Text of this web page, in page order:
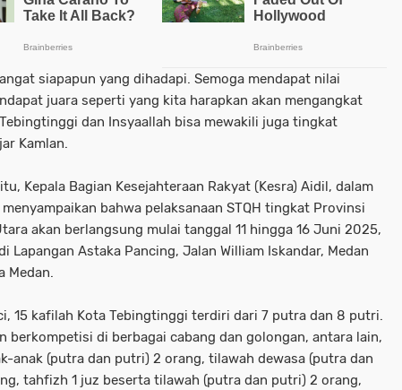
siapapun yang dihadapi. Semoga mendapat nilai
juara seperti yang kita harapkan akan mengangkat
dan Insyaallah bisa mewakili juga tingkat
Kamlan.
Kepala Bagian Kesejahteraan Rakyat (Kesra) Aidil, dalam
menyampaikan bahwa pelaksanaan STQH tingkat Provinsi
akan berlangsung mulai tanggal 11 hingga 16 Juni 2025,
Lapangan Astaka Pancing, Jalan William Iskandar, Medan
Medan.
15 kafilah Kota Tebingtinggi terdiri dari 7 putra dan 8 putri.
berkompetisi di berbagai cabang dan golongan, antara lain,
anak (putra dan putri) 2 orang, tilawah dewasa (putra dan
tahfizh 1 juz beserta tilawah (putra dan putri) 2 orang,